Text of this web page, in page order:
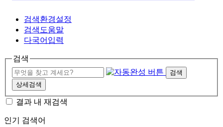
검색환경설정
검색도움말
다국어입력
검색
검색
상세검색
결과 내 재검색
인기 검색어